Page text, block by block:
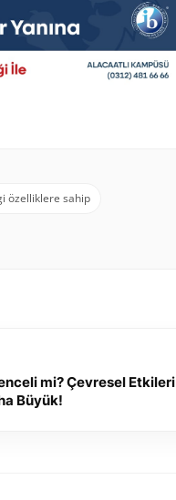
özelliklere sahip
mi? Çevresel Etkileri
Büyük!